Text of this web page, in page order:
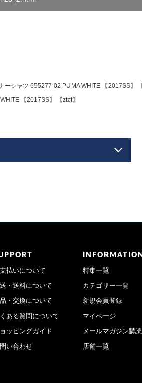
シャツ 655277-02 PUMA WHITE 【2017SS】 【
【2017SS】 【ztzt】
払いについて
・送料について
・交換について
ある質問について
ッピングガイド
い合わせ
INFORMATION
特集一覧
カテゴリー一覧
新規会員登録
マイページ
メールマガジン購読
店舗一覧